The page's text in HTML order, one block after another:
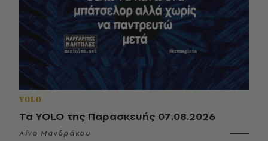
YOLO
Τα YOLO της Παρασκευής 07.08.2026
Λίνα Μανδράκου